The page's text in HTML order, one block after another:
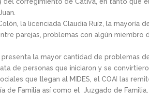
la licenciada Claudia Ruíz, la
parejas, problemas con algún
la mayor cantidad de problemas
de personas que iniciaron y se
que llegan al MIDES, el COAI las
de Familia así como el Juzgado de Familia.